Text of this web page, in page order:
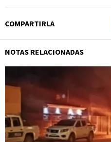
COMPARTIRLA
NOTAS RELACIONADAS